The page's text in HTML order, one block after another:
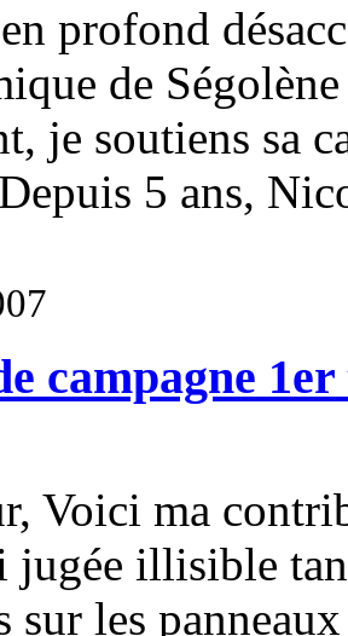
profond
de
je soutiens sa
5 ans,
campagne
Voici ma
jugée illisible
sur les